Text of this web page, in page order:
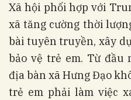
Xã hội phối hợp với
xã tăng cường thời
bài tuyên truyền, xây
bảo vệ trẻ em. Từ đầu
địa bàn xã Hưng Đạo
trẻ em phải làm việc